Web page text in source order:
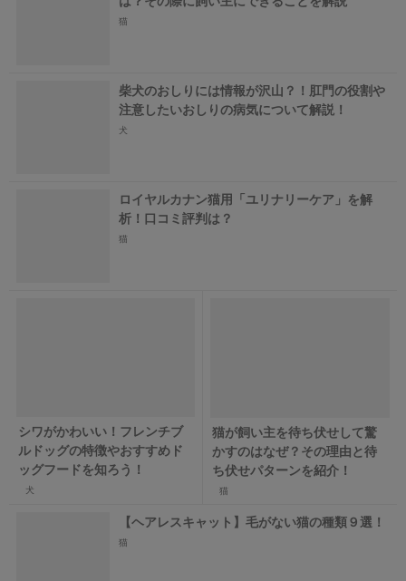
猫
柴犬のおしりには情報が沢山？！肛門の役割や
注意したいおしりの病気について解説！
犬
ロイヤルカナン猫用「ユリナリーケア」を解
析！口コミ評判は？
猫
シワがかわいい！フレンチブ
ルドッグの特徴やおすすめド
ッグフードを知ろう！
犬
猫が飼い主を待ち伏せして驚
かすのはなぜ？その理由と待
ち伏せパターンを紹介！
猫
【ヘアレスキャット】毛がない猫の種類９選！
猫